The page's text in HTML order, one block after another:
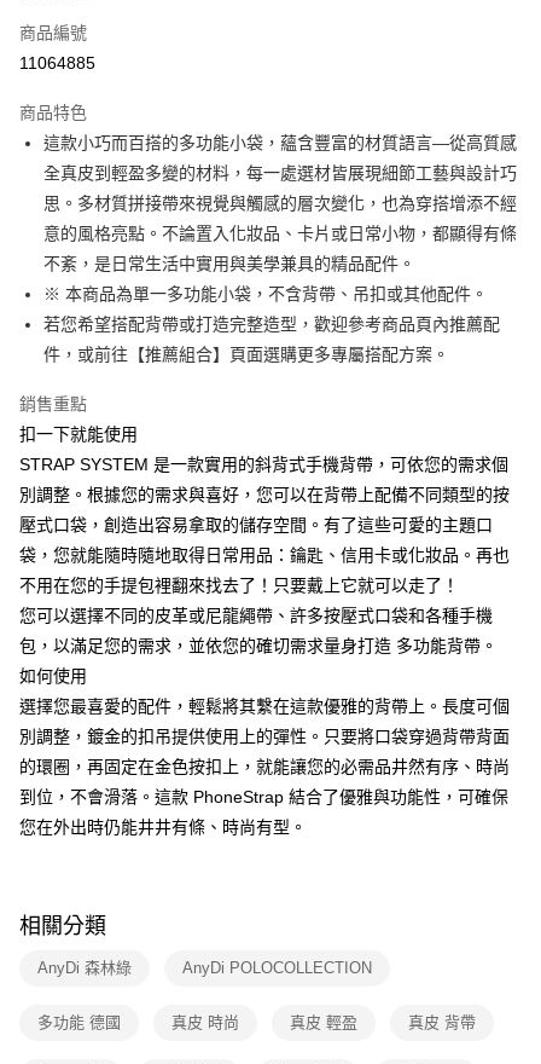
宅配
每筆NT$100，滿NT$999(含以上)免運費
付款後門市自取
免運費
商品編號
11064885
商品特色
這款小巧而百搭的多功能小袋，蘊含豐富的材質語言—從高質感
全真皮到輕盈多變的材料，每一處選材皆展現細節工藝與設計巧
思。多材質拼接帶來視覺與觸感的層次變化，也為穿搭增添不經
意的風格亮點。不論置入化妝品、卡片或日常小物，都顯得有條
不紊，是日常生活中實用與美學兼具的精品配件。
※ 本商品為單一多功能小袋，不含背帶、吊扣或其他配件。
若您希望搭配背帶或打造完整造型，歡迎參考商品頁內推薦配
件，或前往【推薦組合】頁面選購更多專屬搭配方案。
銷售重點
扣一下就能使用
STRAP SYSTEM 是一款實用的斜背式手機背帶，可依您的需求個
別調整。根據您的需求與喜好，您可以在背帶上配備不同類型的按
壓式口袋，創造出容易拿取的儲存空間。有了這些可愛的主題口
袋，您就能隨時隨地取得日常用品：鑰匙、信用卡或化妝品。再也
不用在您的手提包裡翻來找去了！只要戴上它就可以走了！
您可以選擇不同的皮革或尼龍繩帶、許多按壓式口袋和各種手機
包，以滿足您的需求，並依您的確切需求量身打造 多功能背帶。
如何使用
選擇您最喜愛的配件，輕鬆將其繫在這款優雅的背帶上。長度可個
別調整，鍍金的扣吊提供使用上的彈性。只要將口袋穿過背帶背面
的環圈，再固定在金色按扣上，就能讓您的必需品井然有序、時尚
到位，不會滑落。這款 PhoneStrap 結合了優雅與功能性，可確保
您在外出時仍能井井有條、時尚有型。
相關分類
AnyDi 森林綠 AnyDi POLOCOLLECTION
多功能 德國 真皮 時尚 真皮 輕盈 真皮 背帶